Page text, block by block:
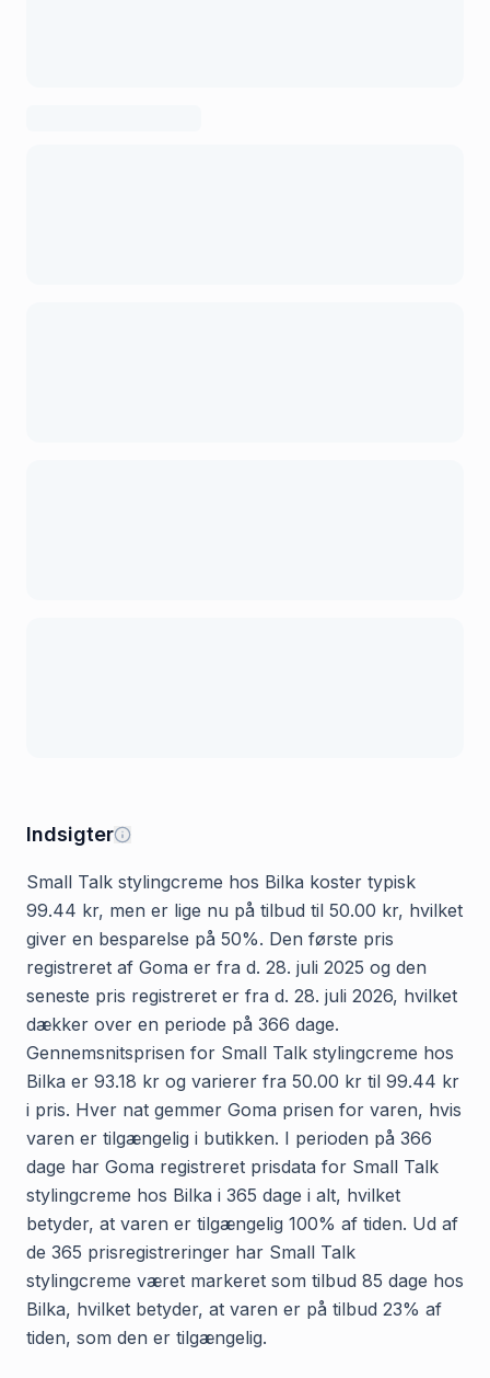
Indsigter
Small Talk stylingcreme hos Bilka koster typisk
99.44 kr, men er lige nu på tilbud til 50.00 kr, hvilket
giver en besparelse på 50%. Den første pris
registreret af Goma er fra d. 28. juli 2025 og den
seneste pris registreret er fra d. 28. juli 2026, hvilket
dækker over en periode på 366 dage.
Gennemsnitsprisen for Small Talk stylingcreme hos
Bilka er 93.18 kr og varierer fra 50.00 kr til 99.44 kr
i pris. Hver nat gemmer Goma prisen for varen, hvis
varen er tilgængelig i butikken. I perioden på 366
dage har Goma registreret prisdata for Small Talk
stylingcreme hos Bilka i 365 dage i alt, hvilket
betyder, at varen er tilgængelig 100% af tiden. Ud af
de 365 prisregistreringer har Small Talk
stylingcreme været markeret som tilbud 85 dage hos
Bilka, hvilket betyder, at varen er på tilbud 23% af
tiden, som den er tilgængelig.